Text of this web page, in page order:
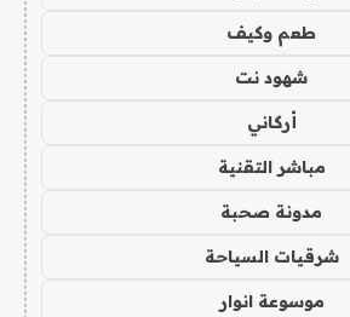
طعم وكيف
شهود نت
أركاني
مباشر التقنية
مدونة صحبة
شرقيات السياحة
موسوعة انوار